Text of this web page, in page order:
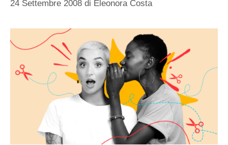
24 Settembre 2008 di Eleonora Costa